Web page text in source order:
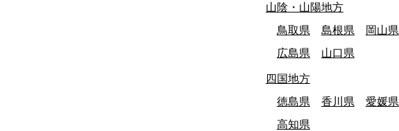
山陰・山陽地方
鳥取県
島根県
岡山県
広島県
山口県
四国地方
徳島県
香川県
愛媛県
高知県